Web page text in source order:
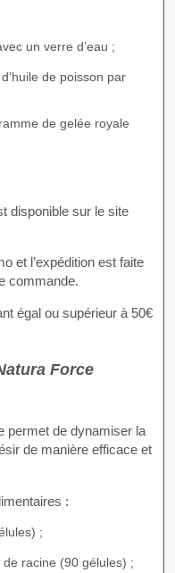
un verre d’eau ;
de poisson par
de gelée royale
disponible sur le site
et l’expédition est faite
commande.
égal ou supérieur à 50€
Force
permet de dynamiser la
de manière efficace et
:
;
racine (90 gélules) ;